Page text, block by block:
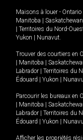
Maisons à louer - Ontario
Manitoba
Saskatchewan
Territoires du Nord-
Yukon
Nunavut.
Trouver des courtiers en
Manitoba
Labrador
Territoires du
Édouard
Yukon
Parcourir les bureaux en
Manitoba
Labrador
Territoires du
Édouard
Yukon
Afficher les propriétés